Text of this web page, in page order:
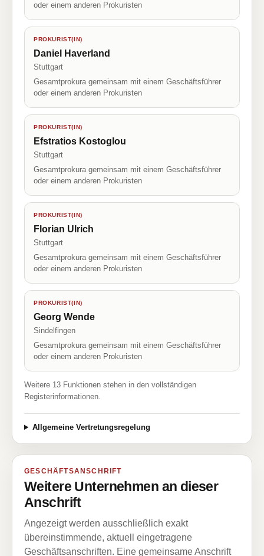
oder einem anderen Prokuristen
PROKURIST(IN)
Daniel Haverland
Stuttgart
Gesamtprokura gemeinsam mit einem Geschäftsführer
oder einem anderen Prokuristen
PROKURIST(IN)
Efstratios Kostoglou
Stuttgart
Gesamtprokura gemeinsam mit einem Geschäftsführer
oder einem anderen Prokuristen
PROKURIST(IN)
Florian Ulrich
Stuttgart
Gesamtprokura gemeinsam mit einem Geschäftsführer
oder einem anderen Prokuristen
PROKURIST(IN)
Georg Wende
Sindelfingen
Gesamtprokura gemeinsam mit einem Geschäftsführer
oder einem anderen Prokuristen
Weitere 13 Funktionen stehen in den vollständigen
Registerinformationen.
Allgemeine Vertretungsregelung
GESCHÄFTSANSCHRIFT
Weitere Unternehmen an dieser
Anschrift
Angezeigt werden ausschließlich exakt
übereinstimmende, aktuell eingetragene
Geschäftsanschriften. Eine gemeinsame Anschrift